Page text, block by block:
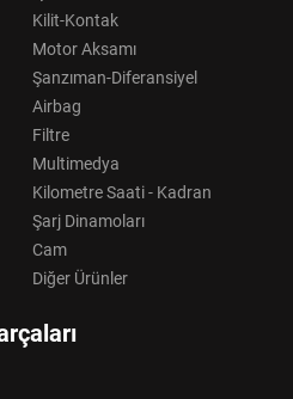
Kilit-Kontak
Motor Aksamı
Şanzıman-Diferansiyel
Airbag
Filtre
Multimedya
Kilometre Saati - Kadran
Şarj Dinamoları
Cam
Diğer Ürünler